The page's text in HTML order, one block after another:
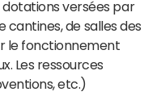
versées par
cantines, de salles des
le fonctionnement
Les ressources
etc.)